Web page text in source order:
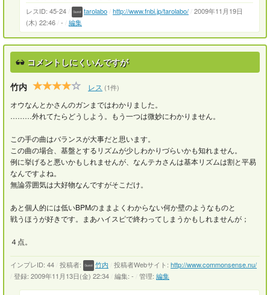
レスID: 45-24 tarolabo http://www.fnbi.jp/tarolabo/ 2009年11月19日
(木) 22:46 - 編集
コメントしにくいんですが
竹内 レス (1件)
オウなんとかさんのガンまではわかりました。
………外れてたらどうしよう。もう一つは微妙にわかりません。
この手の曲はバランスが大事だと思います。
この曲の場合、基盤とするリズムが少しわかりづらいかも知れません。
例に挙げると悪いかもしれませんが、なんテカさんは基本リズムは割と平易
なんですよね。
無論雰囲気は大好物なんですがそこだけ。
あと個人的には低いBPMのままよくわからない何か壁のようなものと
戦うほうが好きです。まあハイスピで終わってしまうかもしれませんが；
４点。
インプレID: 44 投稿者: 竹内 投稿者Webサイト: http://www.commonsense.nu/
登録: 2009年11月13日(金) 22:34 編集: - 管理: 編集